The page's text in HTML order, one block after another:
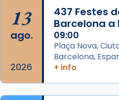
View on Facebook · Share
13
ago.
2026
437 Festes
Barcelona a
09:00
Plaça Nova,
Barcelona,
+ info